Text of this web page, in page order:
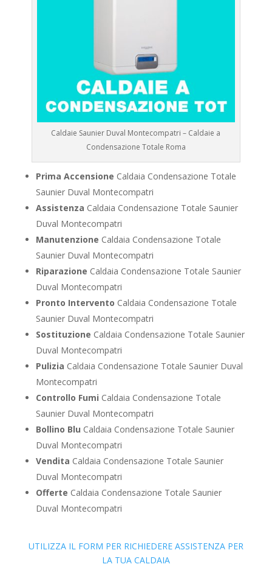
Caldaie Saunier Duval Montecompatri – Caldaie a
Condensazione Totale Roma
Prima Accensione Caldaia Condensazione Totale
Saunier Duval Montecompatri
Assistenza Caldaia Condensazione Totale Saunier
Duval Montecompatri
Manutenzione Caldaia Condensazione Totale
Saunier Duval Montecompatri
Riparazione Caldaia Condensazione Totale Saunier
Duval Montecompatri
Pronto Intervento Caldaia Condensazione Totale
Saunier Duval Montecompatri
Sostituzione Caldaia Condensazione Totale Saunier
Duval Montecompatri
Pulizia Caldaia Condensazione Totale Saunier Duval
Montecompatri
Controllo Fumi Caldaia Condensazione Totale
Saunier Duval Montecompatri
Bollino Blu Caldaia Condensazione Totale Saunier
Duval Montecompatri
Vendita Caldaia Condensazione Totale Saunier
Duval Montecompatri
Offerte Caldaia Condensazione Totale Saunier
Duval Montecompatri
UTILIZZA IL FORM PER RICHIEDERE ASSISTENZA PER
LA TUA CALDAIA